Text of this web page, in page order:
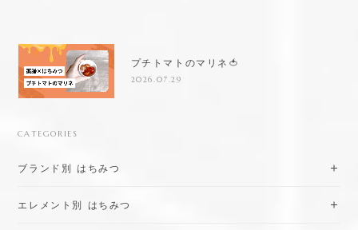
プチトマトのマリネ🍅
2026.07.29
CATEGORIES
ブランド別 はちみつ
エレメント別 はちみつ